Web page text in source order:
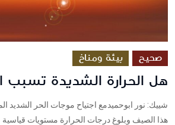
صحيح بيئة ومناخ
هل الحرارة الشديدة تسبب
شييك: نور ابوحميدمع اجتياح موجات الحر الشديد
هذا الصيف وبلوغ درجات الحرارة مستويات